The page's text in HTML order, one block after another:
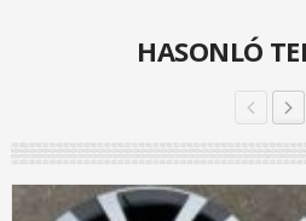
HASONLÓ